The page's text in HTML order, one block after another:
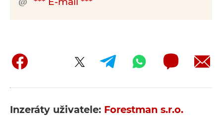
Inzeráty uživatele: Forestman s.r.o.